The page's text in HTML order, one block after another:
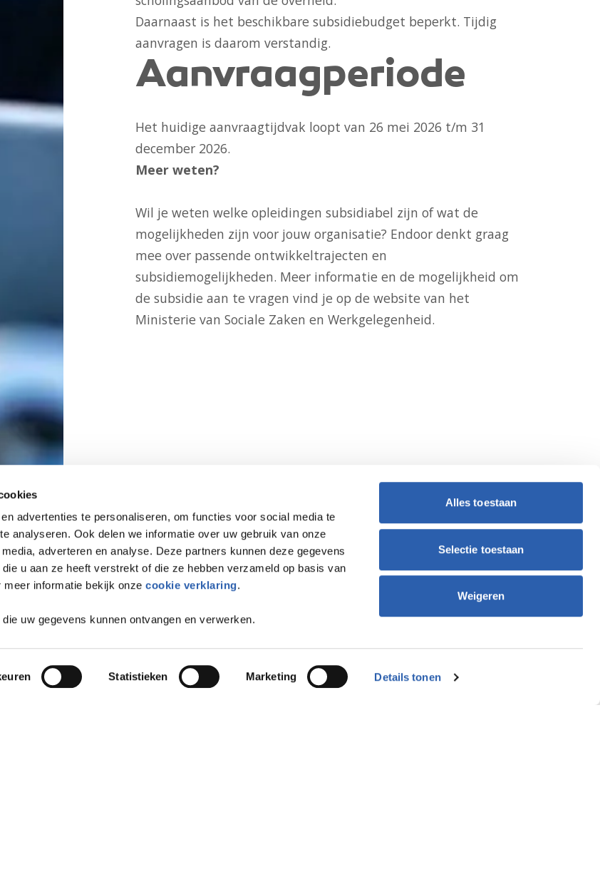
advertenties te personaliseren, om functies voor social media te
analyseren. Ook delen we informatie over uw gebruik van onze
adverteren en analyse. Deze partners kunnen deze gegevens
u aan ze heeft verstrekt of die ze hebben verzameld op basis van
meer informatie bekijk onzecookie verklaring.
die uw gegevens kunnen ontvangen en verwerken.
Statistieken Marketing Details tonen
Alles toestaan
Selectie toestaan
Weigeren
Daarnaast is het beschikbare subsidiebudget beperkt. Tijdig
aanvragen is daarom verstandig.
Aanvraagperiode
Het huidige aanvraagtijdvak loopt van 26 mei 2026 t/m 31
december 2026.
Meer weten?
Wil je weten welke opleidingen subsidiabel zijn of wat de
mogelijkheden zijn voor jouw organisatie? Endoor denkt graag
mee over passende ontwikkeltrajecten en
subsidiemogelijkheden. Meer informatie en de mogelijkheid om
de subsidie aan te vragen vind je op de website van het
Ministerie van Sociale Zaken en Werkgelegenheid.